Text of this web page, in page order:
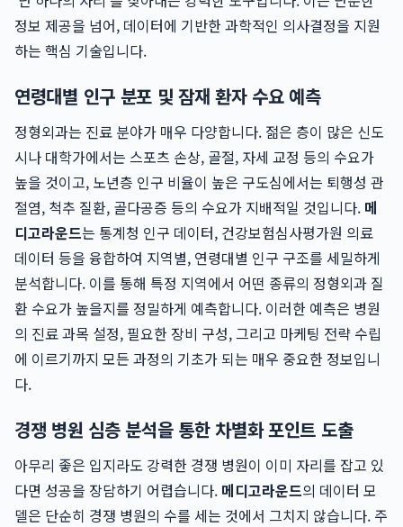
정보 제공을 넘어, 데이터에 기반한 과학적인 의사결정을 지원
하는 핵심 기술입니다.
연령대별 인구 분포 및 잠재 환자 수요 예측
정형외과는 진료 분야가 매우 다양합니다. 젊은 층이 많은 신도
시나 대학가에서는 스포츠 손상, 골절, 자세 교정 등의 수요가
높을 것이고, 노년층 인구 비율이 높은 구도심에서는 퇴행성 관
절염, 척추 질환, 골다공증 등의 수요가 지배적일 것입니다. 메
디고라운드는 통계청 인구 데이터, 건강보험심사평가원 의료
데이터 등을 융합하여 지역별, 연령대별 인구 구조를 세밀하게
분석합니다. 이를 통해 특정 지역에서 어떤 종류의 정형외과 질
환 수요가 높을지를 정밀하게 예측합니다. 이러한 예측은 병원
의 진료 과목 설정, 필요한 장비 구성, 그리고 마케팅 전략 수립
에 이르기까지 모든 과정의 기초가 되는 매우 중요한 정보입니
다.
경쟁 병원 심층 분석을 통한 차별화 포인트 도출
아무리 좋은 입지라도 강력한 경쟁 병원이 이미 자리를 잡고 있
다면 성공을 장담하기 어렵습니다. 메디고라운드의 데이터 모
델은 단순히 경쟁 병원의 수를 세는 것에서 그치지 않습니다. 주